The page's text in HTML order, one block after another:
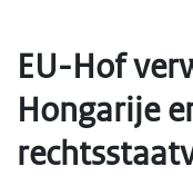
EU-Hof
Hongarije